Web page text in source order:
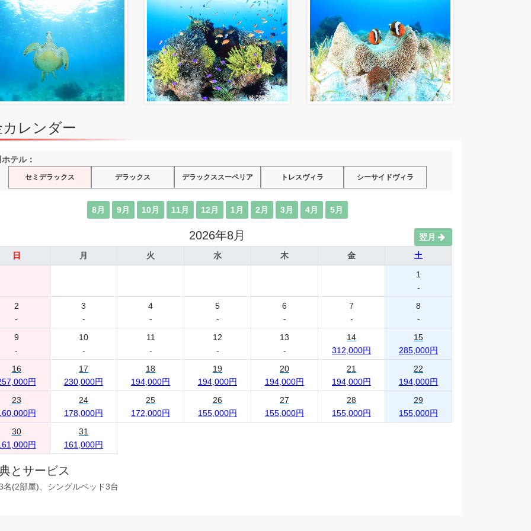
レンダー
テル：
セミデラックス デラックス デラックススーペリア トレスヴィラ シーサイドヴィラ
8月 9月 10月 11月 12月 1月 2月 3月 4月 5月
2026年8月
翌月
日
月 火 水 木 金
土
1
-
2
-
3
-
4
-
5
-
6
-
7
-
8
-
9
-
10
-
11
-
12
-
13
-
14
312,000円
15
285,000円
16
円
17
230,000円
18
194,000円
19
194,000円
20
194,000円
21
194,000円
22
194,000円
23
円
24
178,000円
25
172,000円
26
155,000円
27
155,000円
28
155,000円
29
155,000円
30
円
31
161,000円
とサービス
名(2部屋)、シングルベッド3台